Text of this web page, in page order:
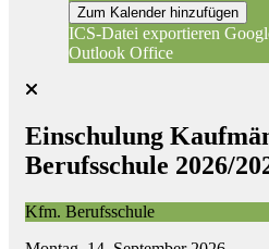
Zum Kalender hinzufügen
ICS-Datei exportieren
Outlook Office
Einschulung
Berufsschule 2026/
Kfm. Berufsschule